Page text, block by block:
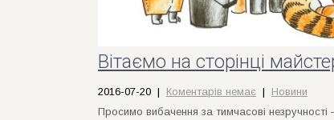
Вітаємо на сторінці
2016-07-20 | Коментарів немає | Новини
Просимо вибачення за тимчасові